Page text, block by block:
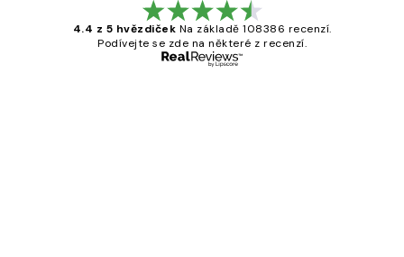
4.4 z 5 hvězdiček Na základě 108386 recenzí.
Podívejte se zde na některé z recenzí.